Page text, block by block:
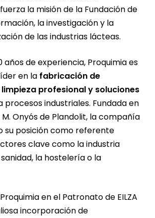
la misión de la Fundación de
la investigación y la
de las industrias lácteas.
años de experiencia, Proquimia es
en la fabricación de
profesional y soluciones
industriales. Fundada en
M. Onyós de Plandolit, la compañía
su posición como referente
clave como la industria
la hostelería o la
en el Patronato de EILZA
incorporación de